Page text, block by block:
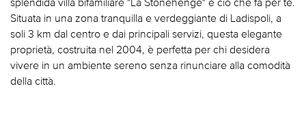
Situata in una zona tranquilla e verdeggiante di Ladispoli, a
soli 3 km dal centro e dai principali servizi, questa elegante
proprietà, costruita nel 2004, è perfetta per chi desidera
vivere in un ambiente sereno senza rinunciare alla comodità
della città.